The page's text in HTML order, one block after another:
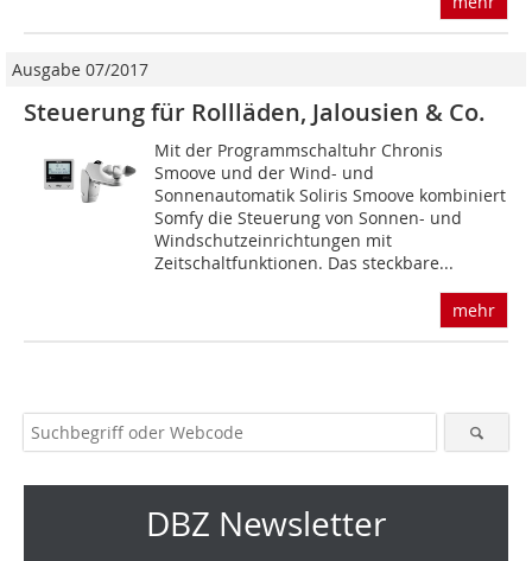
Ausgabe 07/2017
Steuerung für Rollläden, Jalousien & Co.
Mit der Programmschaltuhr Chronis
Smoove und der Wind- und
Sonnenautomatik Soliris Smoove kombiniert
Somfy die Steuerung von Sonnen- und
Windschutzeinrichtungen mit
Zeitschaltfunktionen. Das steckbare...
mehr
DBZ Newsletter